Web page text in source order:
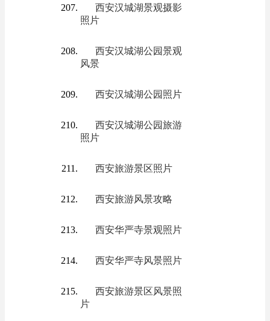
西安汉城湖景观摄影
照片
西安汉城湖公园景观
风景
西安汉城湖公园照片
西安汉城湖公园旅游
照片
西安旅游景区照片
西安旅游风景攻略
西安华严寺景观照片
西安华严寺风景照片
西安旅游景区风景照
片